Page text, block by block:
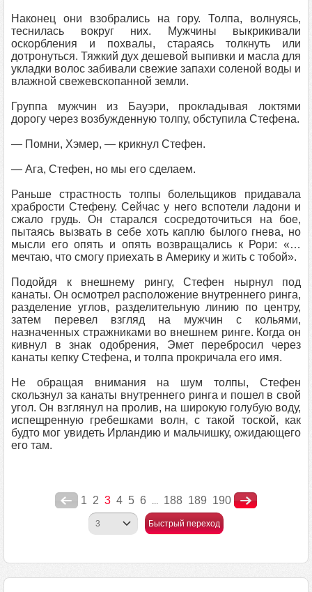
Наконец они взобрались на гору. Толпа, волнуясь,
теснилась вокруг них. Мужчины выкрикивали
оскорбления и похвалы, стараясь толкнуть или
дотронуться. Тяжкий дух дешевой выпивки и масла для
укладки волос забивали свежие запахи соленой воды и
влажной свежевскопанной земли.
Группа мужчин из Бауэри, прокладывая локтями
дорогу через возбужденную толпу, обступила Стефена.
— Помни, Хэмер, — крикнул Стефен.
— Ага, Стефен, но мы его сделаем.
Раньше страстность толпы болельщиков придавала
храбрости Стефену. Сейчас у него вспотели ладони и
сжало грудь. Он старался сосредоточиться на бое,
пытаясь вызвать в себе хоть каплю былого гнева, но
мысли его опять и опять возвращались к Рори: «…
мечтаю, что смогу приехать в Америку и жить с тобой».
Подойдя к внешнему рингу, Стефен нырнул под
канаты. Он осмотрел расположение внутреннего ринга,
разделение углов, разделительную линию по центру,
затем перевел взгляд на мужчин с кольями,
назначенных стражниками во внешнем ринге. Когда он
кивнул в знак одобрения, Эмет перебросил через
канаты кепку Стефена, и толпа прокричала его имя.
Не обращая внимания на шум толпы, Стефен
скользнул за канаты внутреннего ринга и пошел в свой
угол. Он взглянул на пролив, на широкую голубую воду,
испещренную гребешками волн, с такой тоской, как
будто мог увидеть Ирландию и мальчишку, ожидающего
его там.
1 2 3 4 5 6 ... 188 189 190
Быстрый переход